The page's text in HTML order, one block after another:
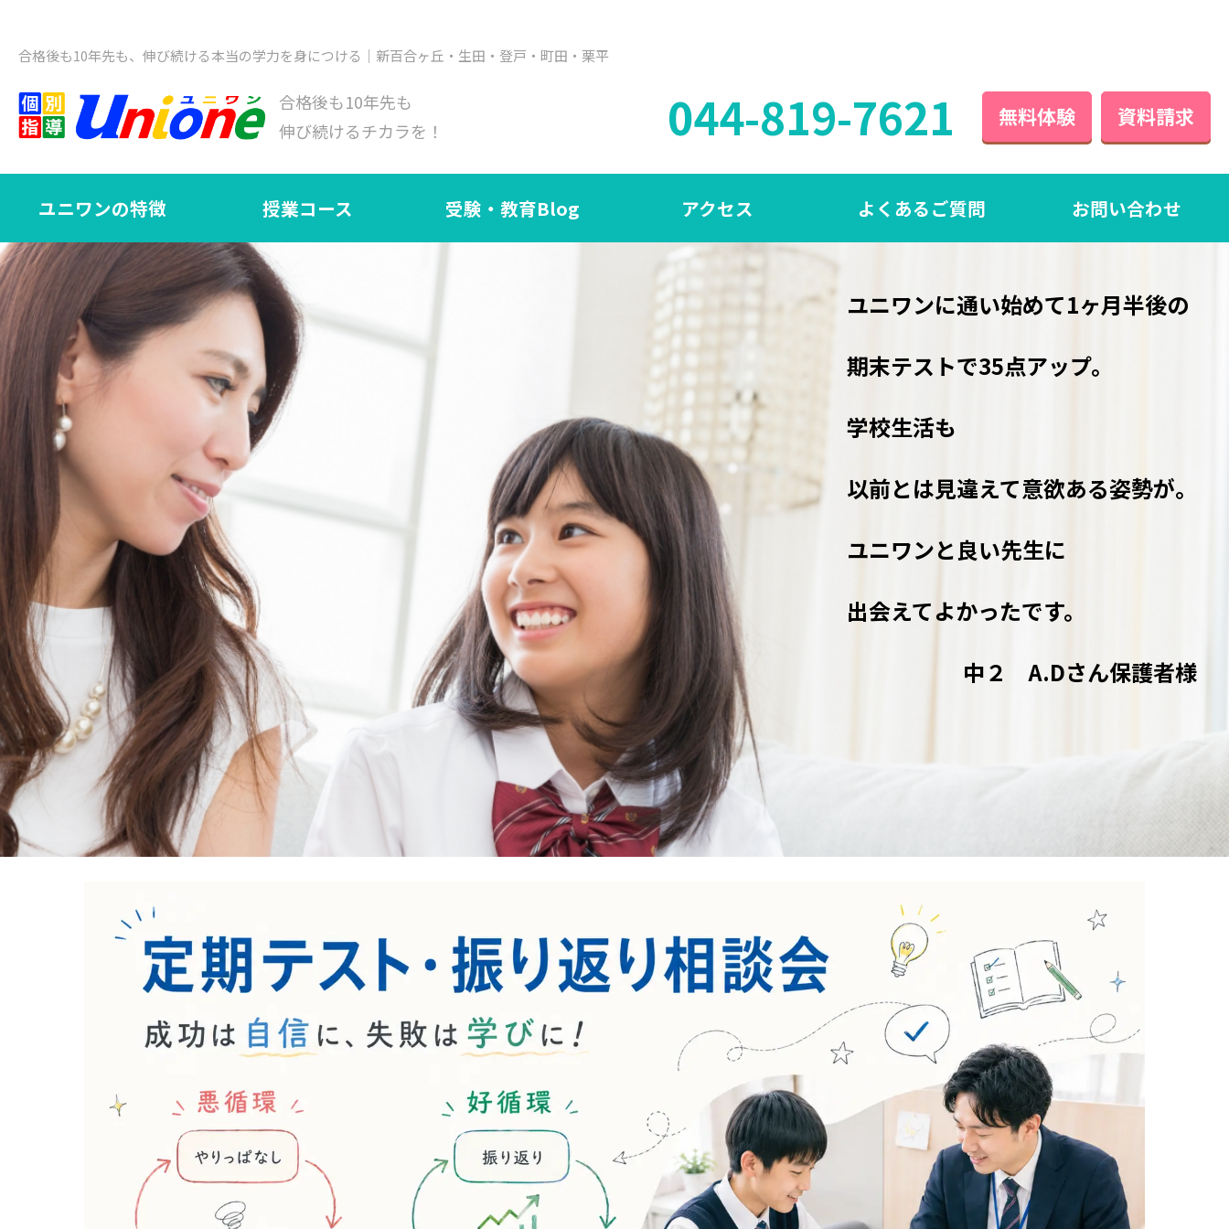
合格後も10年先も、伸び続ける本当の学力を身につける｜新百合ヶ丘・生田・登戸・町田・栗平
合格後も10年先も
伸び続けるチカラを！
044-819-7621 無料体験 資料請求
ユニワンの特徴 授業コース 受験・教育Blog アクセス よくあるご質問 お問い合わせ
ユニワンに通い始めて1ヶ月半後の
期末テストで35点アップ。
学校生活も
以前とは見違えて意欲ある姿勢が。
ユニワンと良い先生に
出会えてよかったです。
中２ A.Dさん保護者様